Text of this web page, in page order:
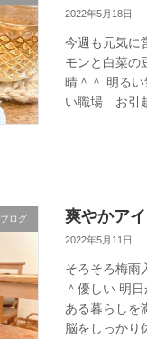
2022年5月18日
今週も元気に
モンと白菜
晴＾＾ 明る
い職場 お引
ブログ 爽やかア
2022年5月11日
そろそろ梅雨
＾優しい 明
ある暮らしを
脳をしっか